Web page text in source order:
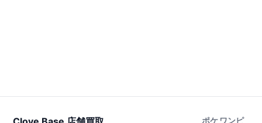
ポケ ワンピ